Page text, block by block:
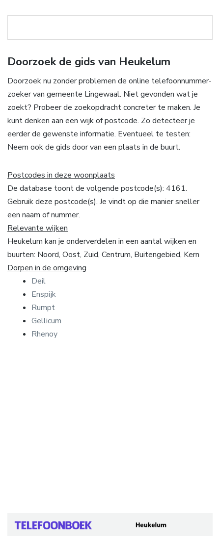
Doorzoek de gids van Heukelum
Doorzoek nu zonder problemen de online telefoonnummer-
zoeker van gemeente Lingewaal. Niet gevonden wat je
zoekt? Probeer de zoekopdracht concreter te maken. Je
kunt denken aan een wijk of postcode. Zo detecteer je
eerder de gewenste informatie. Eventueel te testen:
Neem ook de gids door van een plaats in de buurt.
Postcodes in deze woonplaats
De database toont de volgende postcode(s): 4161.
Gebruik deze postcode(s). Je vindt op die manier sneller
een naam of nummer.
Relevante wijken
Heukelum kan je onderverdelen in een aantal wijken en
buurten: Noord, Oost, Zuid, Centrum, Buitengebied, Kern
Dorpen in de omgeving
Deil
Enspijk
Rumpt
Gellicum
Rhenoy